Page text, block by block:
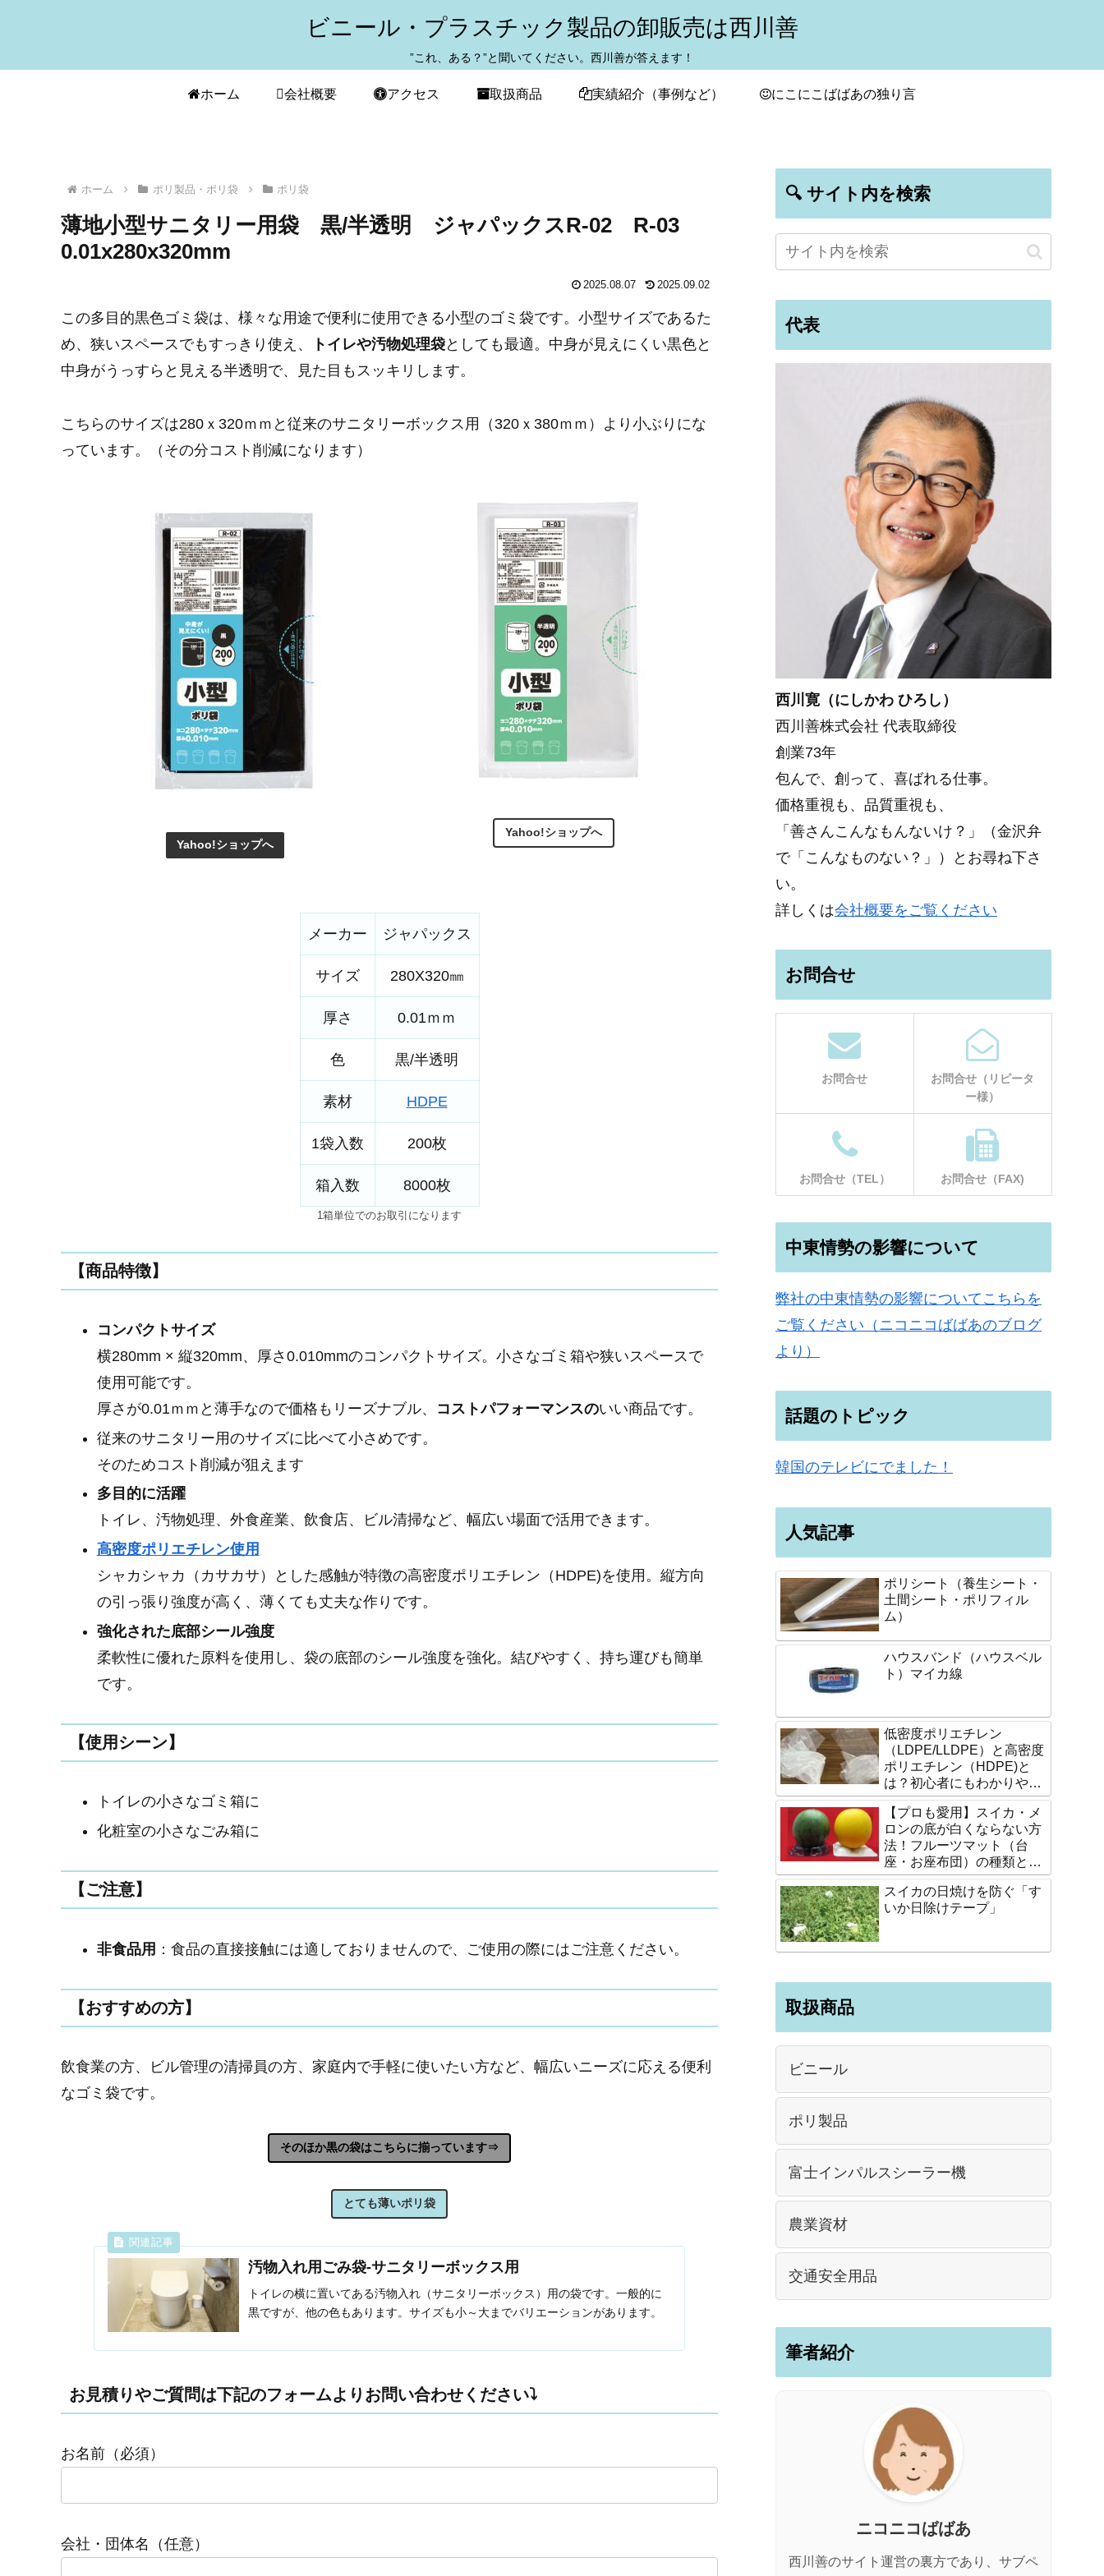
ビニール・プラスチック製品の卸販売は西川善
”これ、ある？”と聞いてください。西川善が答えます！
ホーム 会社概要 アクセス 取扱商品 実績紹介（事例など） にこにこばばあの独り言
ホーム ポリ製品・ポリ袋 ポリ袋
薄地小型サニタリー用袋 黒/半透明 ジャパックスR-02 R-03
0.01x280x320mm
2025.08.07 2025.09.02
この多目的黒色ゴミ袋は、様々な用途で便利に使用できる小型のゴミ袋です。小型サイズであるた
め、狭いスペースでもすっきり使え、
トイレや汚物処理袋としても最適。中身が見えにくい黒色と
中身がうっすらと見える半透明で、見た目もスッキリします。
こちらのサイズは280ｘ320ｍｍと従来のサニタリーボックス用（320ｘ380ｍｍ）より小ぶりにな
っています。（その分コスト削減になります）
Yahoo!ショップへ
Yahoo!ショップへ
メーカー ジャパックス
サイズ 280X320㎜
厚さ 0.01ｍｍ
色 黒/半透明
素材 HDPE
1袋入数 200枚
箱入数 8000枚
1箱単位でのお取引になります
【商品特徴】
コンパクトサイズ
横280mm × 縦320mm、厚さ0.010mmのコンパクトサイズ。小さなゴミ箱や狭いスペースで
使用可能です。
厚さが0.01ｍｍと薄手なので価格もリーズナブル、
コストパフォーマンスのいい商品です。
従来のサニタリー用のサイズに比べて小さめです。
そのためコスト削減が狙えます
多目的に活躍
トイレ、汚物処理、外食産業、飲食店、ビル清掃など、幅広い場面で活用できます。
高密度ポリエチレン使用
シャカシャカ（カサカサ）とした感触が特徴の高密度ポリエチレン（HDPE)を使用。縦方向
の引っ張り強度が高く、薄くても丈夫な作りです。
強化された底部シール強度
柔軟性に優れた原料を使用し、袋の底部のシール強度を強化。結びやすく、持ち運びも簡単
です。
【使用シーン】
トイレの小さなゴミ箱に
化粧室の小さなごみ箱に
【ご注意】
非食品用 ：食品の直接接触には適しておりませんので、ご使用の際にはご注意ください。
【おすすめの方】
飲食業の方、ビル管理の清掃員の方、家庭内で手軽に使いたい方など、幅広いニーズに応える便利
なゴミ袋です。
そのほか黒の袋はこちらに揃っています⇒
とても薄いポリ袋
汚物入れ用ごみ袋-サニタリーボックス用
トイレの横に置いてある汚物入れ（サニタリーボックス）用の袋です。一般的に
黒ですが、他の色もあります。サイズも小～大までバリエーションがあります。
お見積りやご質問は下記のフォームよりお問い合わせください⤵
お名前（必須）
会社・団体名（任意）
🔍 サイト内を検索
代表
西川寛（にしかわ ひろし）
西川善株式会社 代表取締役
創業73年
包んで、創って、喜ばれる仕事。
価格重視も、品質重視も、
「善さんこんなもんないけ？」（金沢弁
で「こんなものない？」）とお尋ね下さ
い。
詳しくは会社概要をご覧ください
お問合せ
お問合せ
お問合せ（リピータ
ー様）
お問合せ（TEL） お問合せ（FAX)
中東情勢の影響について
弊社の中東情勢の影響についてこちらを
ご覧ください（ニコニコばばあのブログ
より）
話題のトピック
韓国のテレビにでました！
人気記事
ポリシート（養生シート・
土間シート・ポリフィル
ム）
ハウスバンド（ハウスベル
ト）マイカ線
低密度ポリエチレン
（LDPE/LLDPE）と高密度
ポリエチレン（HDPE)と
は？初心者にもわかりやす
く説明します。
【プロも愛用】スイカ・メ
ロンの底が白くならない方
法！フルーツマット（台
座・お座布団）の種類と選
び方
スイカの日焼けを防ぐ「す
いか日除けテープ」
取扱商品
ビニール
ポリ製品
富士インパルスシーラー機
農業資材
交通安全用品
筆者紹介
ニコニコばばあ
西川善のサイト運営の裏方であり、サブペ